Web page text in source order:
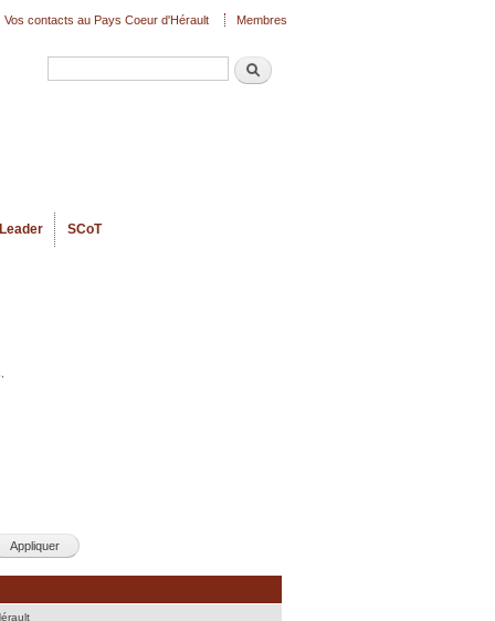
Recherche
Leader SCoT
Vos contacts au Pays Coeur d'Hérault Membres